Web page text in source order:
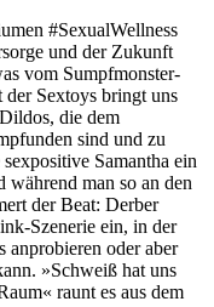
#SexualWellness
und der Zukunft
vom Sumpfmonster-
Sextoys bringt uns
die dem
sind und zu
Samantha ein
während man so an den
der Beat: Derber
Szenerie ein, in der
anprobieren oder aber
»Schweiß hat uns
raunt es aus dem